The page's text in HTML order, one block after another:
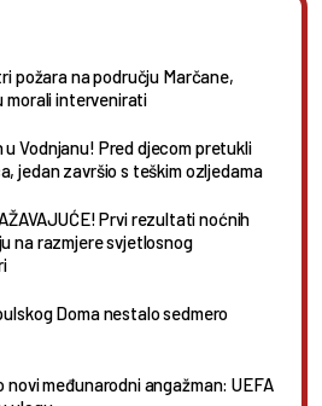
požara na području Marčane,
morali intervenirati
Vodnjanu! Pred djecom pretukli
jedan završio s teškim ozljedama
Prvi rezultati noćnih
na razmjere svjetlosnog
Doma nestalo sedmero
novi međunarodni angažman: UEFA